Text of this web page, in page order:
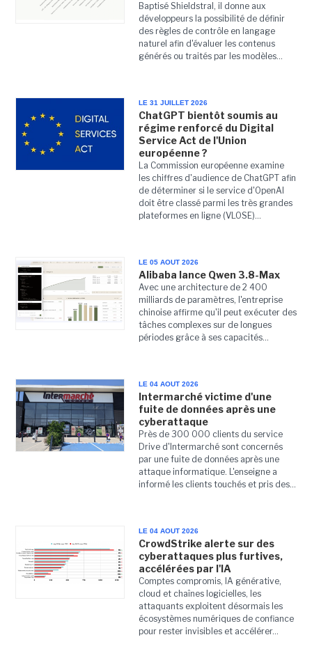
Baptisé Shieldstral, il donne aux
développeurs la possibilité de définir
des règles de contrôle en langage
naturel afin d'évaluer les contenus
générés ou traités par les modèles...
LE 31 JUILLET 2026
ChatGPT bientôt soumis au
régime renforcé du Digital
Service Act de l'Union
européenne ?
La Commission européenne examine
les chiffres d'audience de ChatGPT afin
de déterminer si le service d'OpenAI
doit être classé parmi les très grandes
plateformes en ligne (VLOSE)...
LE 05 AOUT 2026
Alibaba lance Qwen 3.8-Max
Avec une architecture de 2 400
milliards de paramètres, l'entreprise
chinoise affirme qu'il peut exécuter des
tâches complexes sur de longues
périodes grâce à ses capacités...
LE 04 AOUT 2026
Intermarché victime d'une
fuite de données après une
cyberattaque
Près de 300 000 clients du service
Drive d'Intermarché sont concernés
par une fuite de données après une
attaque informatique. L'enseigne a
informé les clients touchés et pris des...
LE 04 AOUT 2026
CrowdStrike alerte sur des
cyberattaques plus furtives,
accélérées par l'IA
Comptes compromis, IA générative,
cloud et chaînes logicielles, les
attaquants exploitent désormais les
écosystèmes numériques de confiance
pour rester invisibles et accélérer...